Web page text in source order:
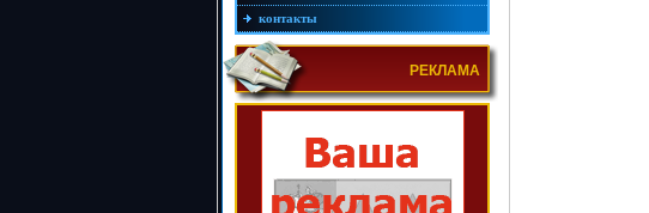
контакты
РЕКЛАМА